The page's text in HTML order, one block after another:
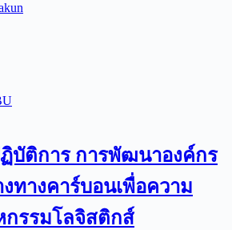
บัติการ การพัฒนาองค์กร
ทางคาร์บอนเพื่อความ
กรรมโลจิสติกส์